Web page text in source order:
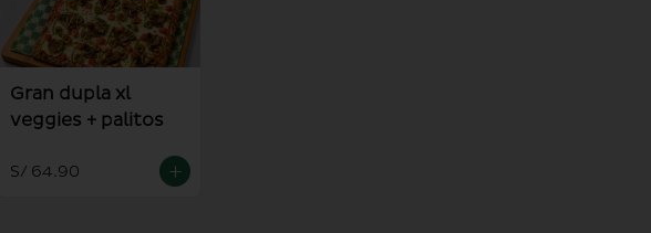
Gran dupla xl
veggies + palitos
S/ 64.90